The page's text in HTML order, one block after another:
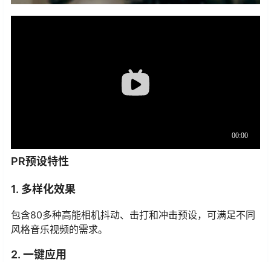
PR预设特性
1. 多样化效果
包含80多种高能相机抖动、击打和冲击预设，可满足不同
风格音乐视频的需求。
2. 一键应用